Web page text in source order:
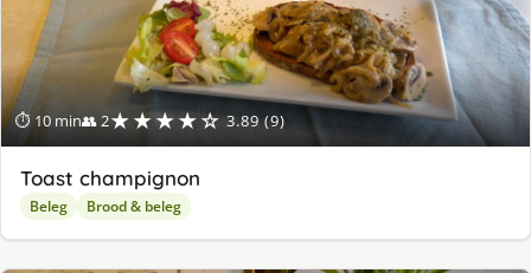
⏱ 10 min👥 2★★★★☆ 3.89 (9)
Toast champignon
Beleg Brood & beleg